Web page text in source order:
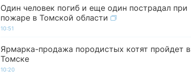
Один человек погиб и еще один пострадал при
пожаре в Томской области
10:51
Ярмарка-продажа породистых котят пройдет в
Томске
10:20